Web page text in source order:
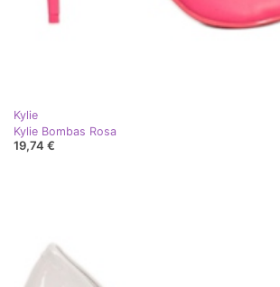
Kylie
Kylie Bombas Rosa
19,74 €